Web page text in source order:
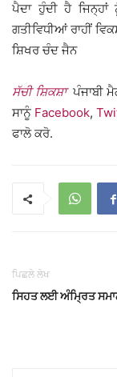
ਪੈਦਾ ਹੁੰਦੀ ਹੈ
ਗਤੀਵਿਧੀਆਂ ਰਾਹੀਂ
ਸ਼ਿਖਰ ਚੰਦ ਜੈਨ
ਸੱਚੀ ਸ਼ਿਕਸ਼ਾ ਪੰਜਾਬੀ
ਸਾਨੂੰ Facebook,
ਫਾਲੋ ਕਰੋ.
ਪਿਛਲੇ ਲੇਖ
ਸਿਹਤ ਲਈ ਅੰਮ੍ਰਿਤ